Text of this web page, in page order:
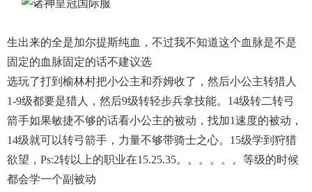
生出来的全是加尔提斯纯血，不过我不知道这个血脉是不是
固定的血脉固定的话不建议选
选玩了打到榆林村把小公主和乔姆收了，然后小公主转猎人
1-9级都要是猎人，然后9级转轻步兵拿技能。14级转二转弓
箭手如果敏捷不够的话看小公主的被动，找加1速度的被动，
14级就可以转弓箭手，力量不够带骑士之心。15级学到狩猎
欲望，ps:2转以上的职业在15.25.35。。。。。。等级的时候
都会学一个副被动